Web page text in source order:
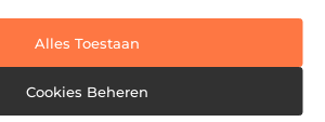
Alles Toestaan
Cookies Beheren